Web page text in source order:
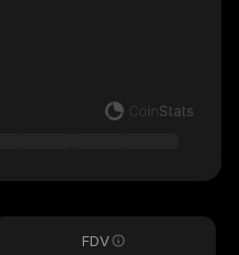
FDV